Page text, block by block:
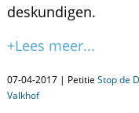
deskundigen.
+Lees meer...
07-04-2017 | Petitie Stop de
Valkhof